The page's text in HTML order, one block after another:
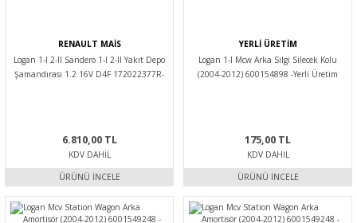
RENAULT MAİS
Logan 1-I 2-II Sandero 1-I 2-II Yakıt Depo
Şamandırası 1.2 16V D4F 172022377R-
6.810,00 TL
KDV DAHIL
ÜRÜNÜ İNCELE
YERLİ ÜRETİM
Logan 1-I Mcw Arka Silgi Silecek Kolu
(2004-2012) 600154898 -Yerli Üretim
175,00 TL
KDV DAHIL
ÜRÜNÜ İNCELE